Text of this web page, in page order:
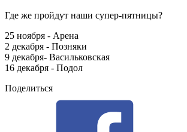
Где же пройдут наши супер-пятницы?
25 ноября - Арена
2 декабря - Позняки
9 декабря- Васильковская
16 декабря - Подол
Поделиться